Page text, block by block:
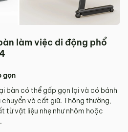
làm việc di động phổ
gọn
bàn có thể gấp gọn lại và có bánh
và cất giữ. Thông thường,
từ vật liệu nhẹ như nhôm hoặc